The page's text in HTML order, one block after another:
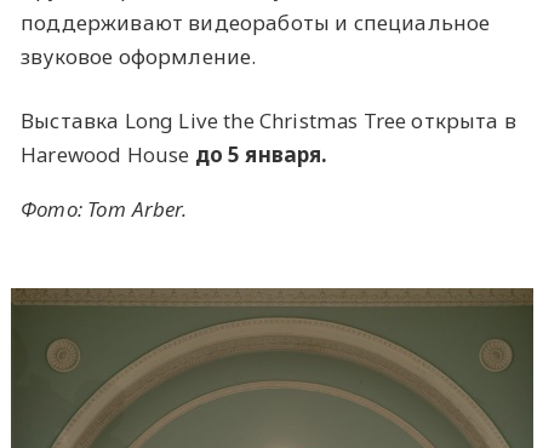
поддерживают видеоработы и специальное
звуковое оформление.
Выставка Long Live the Christmas Tree открыта в
Harewood House до 5 января.
Фото: Tom Arber.